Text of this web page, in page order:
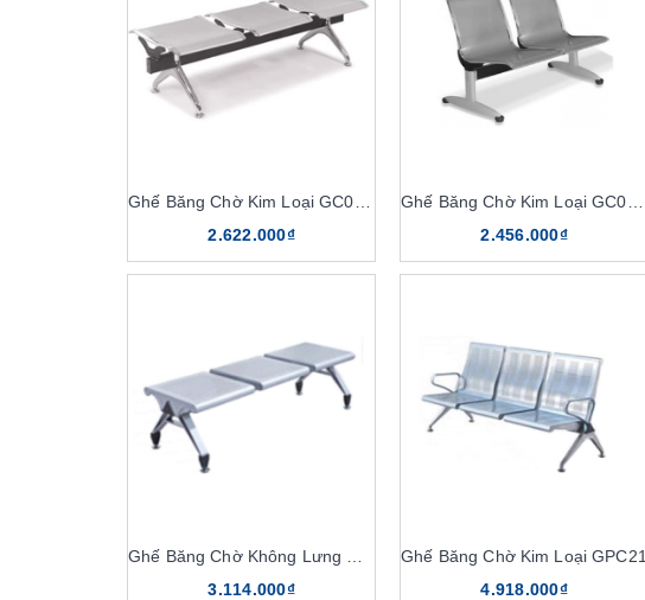
2.622.000₫
2.456.000₫
3.114.000₫
Ghế Băng Chờ Kim Loại GPC21
4.918.000₫